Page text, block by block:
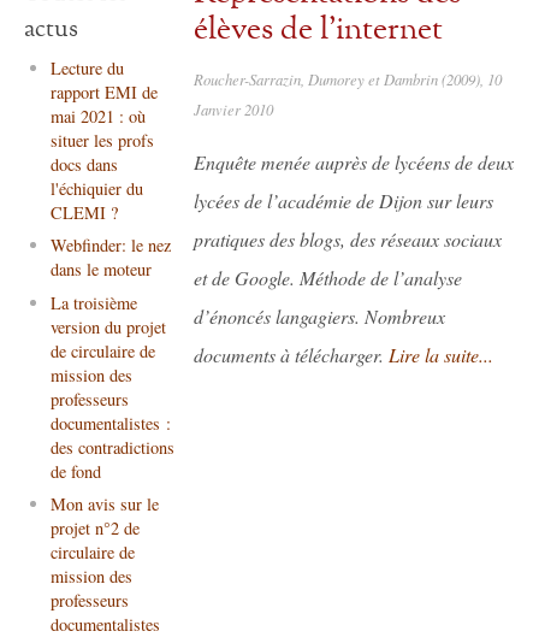
actus
Lecture du
rapport EMI de
mai 2021 : où
situer les profs
docs dans
l'échiquier du
CLEMI ?
Webfinder: le nez
dans le moteur
La troisième
version du projet
de circulaire de
mission des
professeurs
documentalistes :
des contradictions
de fond
Mon avis sur le
projet n°2 de
circulaire de
mission des
professeurs
documentalistes
élèves de l'internet
Roucher-Sarrazin, Dumorey et Dambrin (2009), 10
Janvier 2010
Enquête menée auprès de lycéens de deux
lycées de l’académie de Dijon sur leurs
pratiques des blogs, des réseaux sociaux
et de Google. Méthode de l’analyse
d’énoncés langagiers. Nombreux
documents à télécharger. Lire la suite...